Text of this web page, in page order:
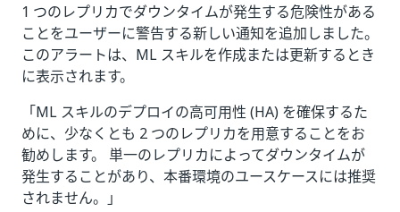
1 つのレプリカでダウンタイムが発生する危険性がある
ことをユーザーに警告する新しい通知を追加しました。
このアラートは、ML スキルを作成または更新するとき
に表示されます。
「ML スキルのデプロイの高可用性 (HA) を確保するた
めに、少なくとも 2 つのレプリカを用意することをお
勧めします。 単一のレプリカによってダウンタイムが
発生することがあり、本番環境のユースケースには推奨
されません。」